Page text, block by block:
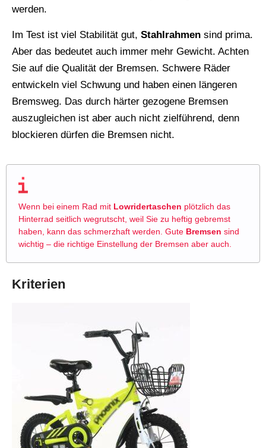
werden.
Im Test ist viel Stabilität gut, Stahlrahmen sind prima.
Aber das bedeutet auch immer mehr Gewicht. Achten
Sie auf die Qualität der Bremsen. Schwere Räder
entwickeln viel Schwung und haben einen längeren
Bremsweg. Das durch härter gezogene Bremsen
auszugleichen ist aber auch nicht zielführend, denn
blockieren dürfen die Bremsen nicht.
Wenn bei einem Rad mit Lowridertaschen plötzlich das
Hinterrad seitlich wegrutscht, weil Sie zu heftig gebremst
haben, kann das schmerzhaft werden. Gute Bremsen sind
wichtig – die richtige Einstellung der Bremsen aber auch.
Kriterien